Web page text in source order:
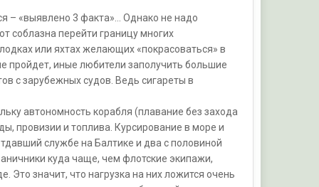
– «выявлено 3 факта»… Однако не надо
соблазна перейти границу многих
или яхтах желающих «покрасоваться» в
пройдет, иные любители заполучить большие
с зарубежных судов. Ведь сигареты в
автономность корабля (плавание без захода
провизии и топлива. Курсирование в море и
службе на Балтике и два с половиной
куда чаще, чем флотские экипажи,
Это значит, что нагрузка на них ложится очень